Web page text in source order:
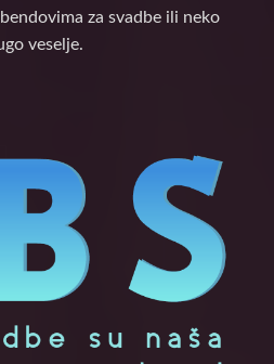
za svadbe ili neko
veselje.